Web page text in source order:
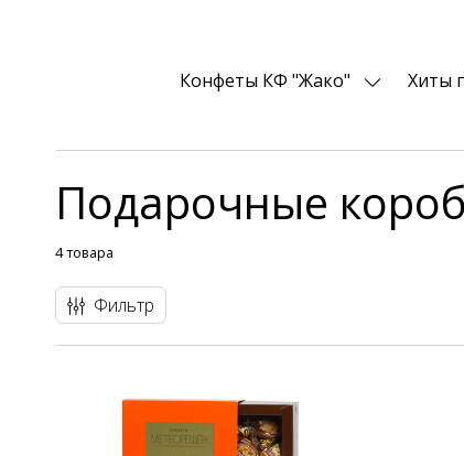
Конфеты КФ "Жако" Хиты
Подарочные
4 товара
Фильтр